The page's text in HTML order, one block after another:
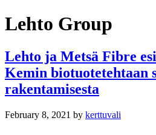
Lehto Group
Lehto ja Metsä Fibre
Kemin biotuotetehtaan
rakentamisesta
February 8, 2021 by kerttuvali